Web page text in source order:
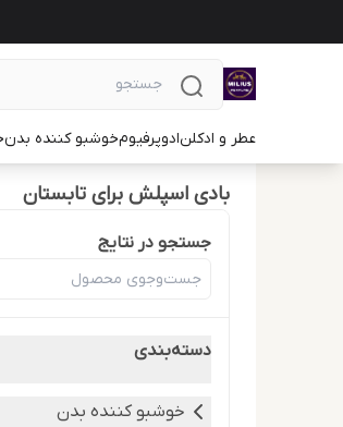
عطر و ادکلنادوپرفیومخوشبو کننده بدن
بادی اسپلش برای تابستان
جستجو در نتایج
دسته‌بندی
خوشبو کننده بدن